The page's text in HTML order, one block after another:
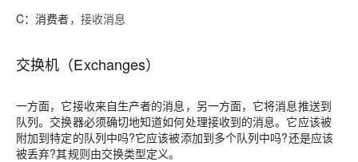
C：消费者，接收消息
交换机（Exchanges）
一方面，它接收来自生产者的消息，另一方面，它将消息推送到
队列。交换器必须确切地知道如何处理接收到的消息。它应该被
附加到特定的队列中吗?它应该被添加到多个队列中吗?还是应该
被丢弃?其规则由交换类型定义。